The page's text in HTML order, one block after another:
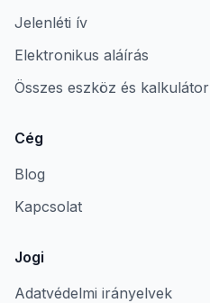
Jelenléti ív
Elektronikus aláírás
Összes eszköz és kalkulátor
Cég
Blog
Kapcsolat
Jogi
Adatvédelmi irányelvek